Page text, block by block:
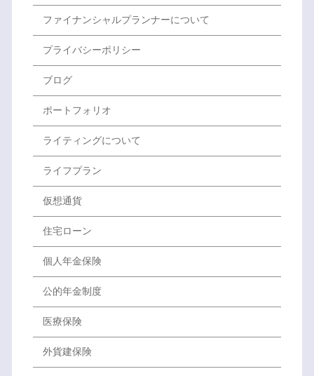
ファイナンシャルプランナーについて
プライバシーポリシー
ブログ
ポートフォリオ
ライティングについて
ライフプラン
仮想通貨
住宅ローン
個人年金保険
公的年金制度
医療保険
外貨建保険